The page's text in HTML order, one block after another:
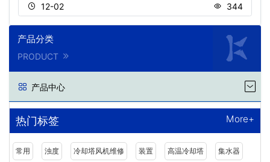
12-02 344
产品分类
PRODUCT
产品中心
热门标签 More+
常用 浊度 冷却塔风机维修 装置 高温冷却塔 集水器